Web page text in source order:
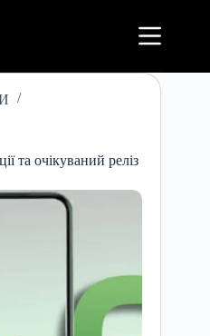
та очікуваний реліз